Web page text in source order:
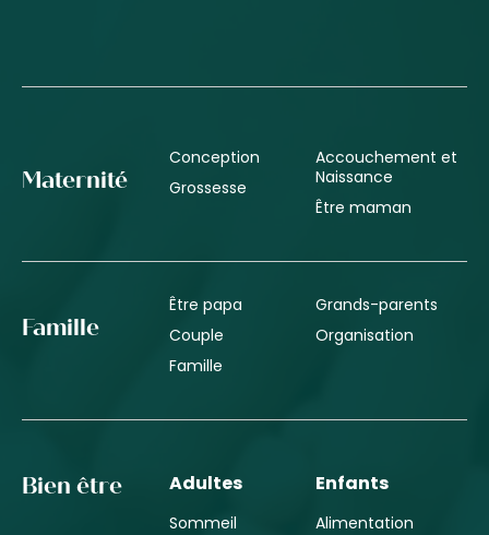
Maternité
Conception
Grossesse
Accouchement et
Naissance
Être maman
Famille
Être papa
Couple
Famille
Grands-parents
Organisation
Bien être Adultes
Sommeil
Enfants
Alimentation